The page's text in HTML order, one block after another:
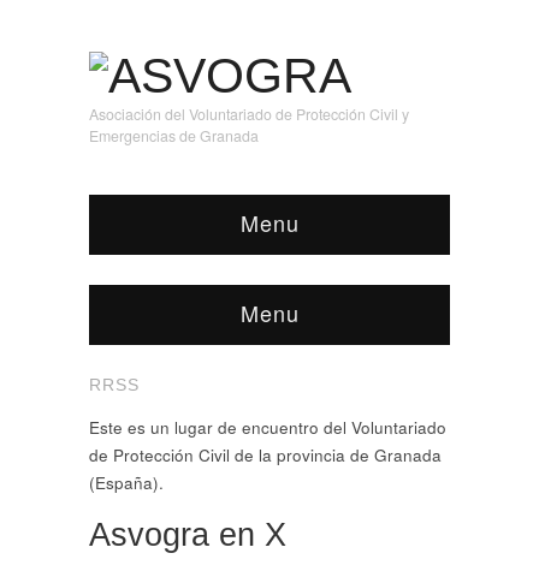
Asociación del Voluntariado de Protección Civil y
Emergencias de Granada
Menu
Menu
RRSS
Este es un lugar de encuentro del Voluntariado
de Protección Civil de la provincia de Granada
(España).
Asvogra en X